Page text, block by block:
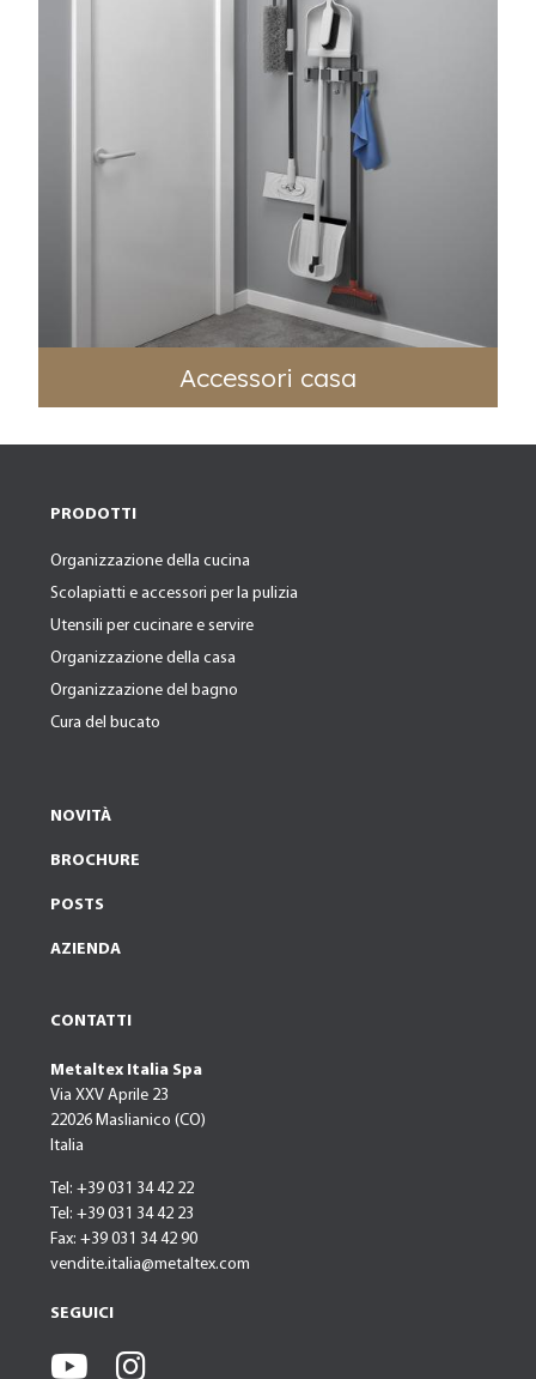
Accessori casa
PRODOTTI
Organizzazione della cucina
Scolapiatti e accessori per la pulizia
Utensili per cucinare e servire
Organizzazione della casa
Organizzazione del bagno
Cura del bucato
NOVITÀ
BROCHURE
POSTS
AZIENDA
CONTATTI
Metaltex Italia Spa
Via XXV Aprile 23
22026 Maslianico (CO)
Italia
Tel: +39 031 34 42 22
Tel: +39 031 34 42 23
Fax: +39 031 34 42 90
vendite.italia@metaltex.com
SEGUICI